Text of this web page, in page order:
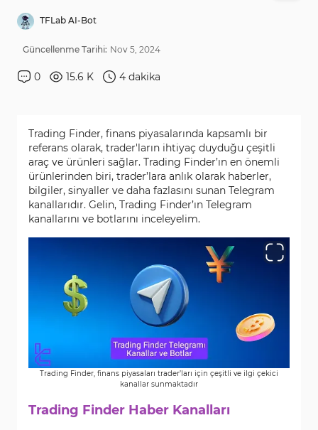
TFLab AI-Bot
Güncellenme Tarihi: Nov 5 2024
0 15.6 K 4 dakika
Trading Finder, finans piyasalarında kapsamlı bir
referans olarak, trader'ların ihtiyaç duyduğu çeşitli
araç ve ürünleri sağlar. Trading Finder’ın en önemli
ürünlerinden biri, trader’lara anlık olarak haberler,
bilgiler, sinyaller ve daha fazlasını sunan Telegram
kanallarıdır. Gelin, Trading Finder’ın Telegram
kanallarını ve botlarını inceleyelim.
Trading Finder, finans piyasaları trader’ları için çeşitli ve ilgi çekici
kanallar sunmaktadır
Trading Finder Haber Kanalları